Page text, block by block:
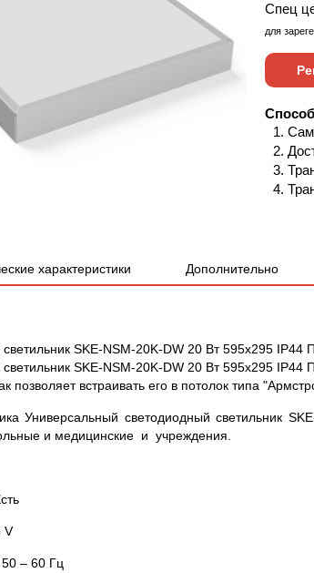
Спец
для
характеристики Дополнительно
SKE-NSM-20K-DW 20 Вт 595x295
SKE-NSM-20K-DW 20 Вт 595x295
позволяет встраивать его в потолок типа
Универсальный светодиодный светильник
и медицинские и учреждения.
V
– 60 Гц